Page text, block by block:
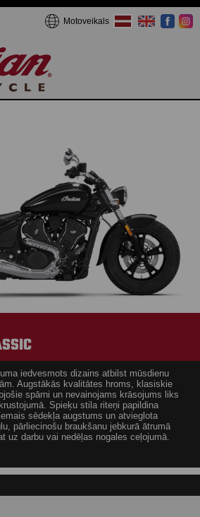
Motoveikals
iedvesmots dizains atbilst mūsdienu
Augstākās kvalitātes hroms, klasiskie
spārni un nevainojams krāsojums liks
Spieķu stila riteņi papildina
sēdekļa augstums un atvieglota
pārliecinošu braukšanu jebkurā ātrumā
uz darbu vai nedēļas nogales ceļojumā.